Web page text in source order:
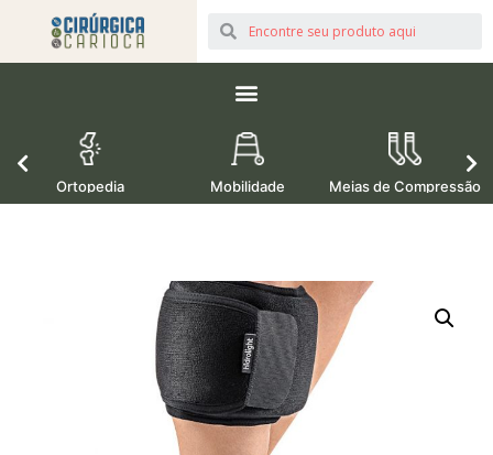
Ortopedia Mobilidade Meias de Compressão